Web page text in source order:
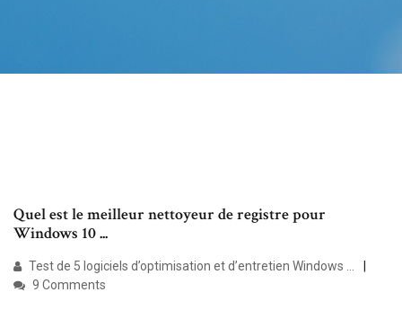
Quel est le meilleur nettoyeur de registre pour
Windows 10 ...
Test de 5 logiciels d’optimisation et d’entretien Windows ...
9 Comments